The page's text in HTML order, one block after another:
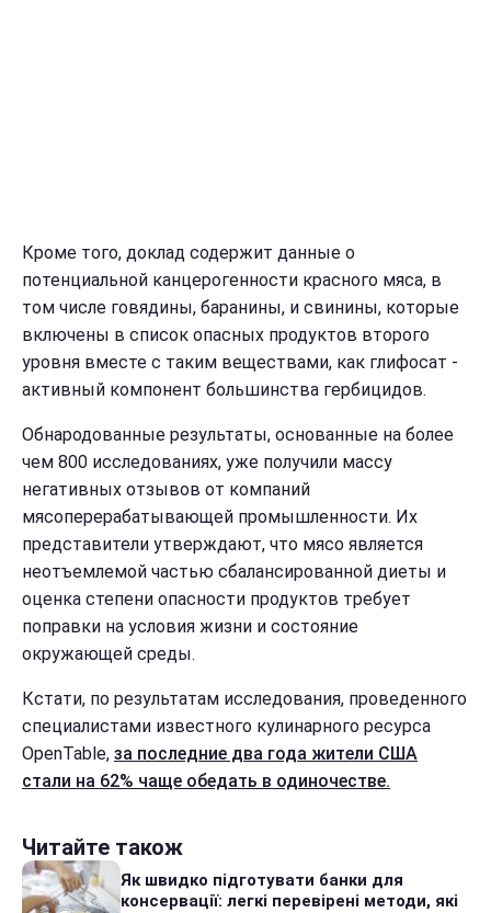
Кроме того, доклад содержит данные о
потенциальной канцерогенности красного мяса, в
том числе говядины, баранины, и свинины, которые
включены в список опасных продуктов второго
уровня вместе с таким веществами, как глифосат -
активный компонент большинства гербицидов.
Обнародованные результаты, основанные на более
чем 800 исследованиях, уже получили массу
негативных отзывов от компаний
мясоперерабатывающей промышленности. Их
представители утверждают, что мясо является
неотъемлемой частью сбалансированной диеты и
оценка степени опасности продуктов требует
поправки на условия жизни и состояние
окружающей среды.
Кстати, по результатам исследования, проведенного
специалистами известного кулинарного ресурса
OpenTable, за последние два года жители США
стали на 62% чаще обедать в одиночестве.
Читайте також
Як швидко підготувати банки для
консервації: легкі перевірені методи, які